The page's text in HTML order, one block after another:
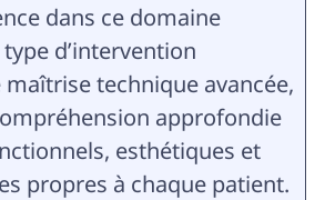
dans ce domaine
d’intervention
maîtrise technique avancée,
approfondie
esthétiques et
propres à chaque patient.